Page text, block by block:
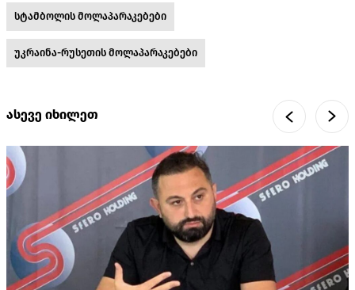
სტამბოლის მოლაპარაკებები
უკრაინა-რუსეთის მოლაპარაკებები
ასევე იხილეთ